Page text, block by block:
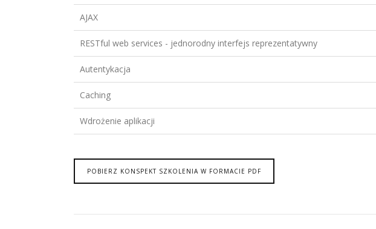
AJAX
RESTful web services - jednorodny interfejs reprezentatywny
Autentykacja
Caching
Wdrożenie aplikacji
POBIERZ KONSPEKT SZKOLENIA W FORMACIE PDF